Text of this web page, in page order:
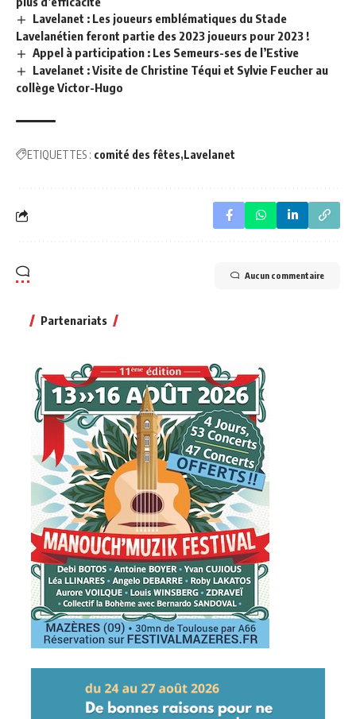
Lavelanet : Les joueurs emblématiques du Stade
Lavelanétien feront partie des 2023 joueurs pour 2023 !
Appel à participation : Les Semeurs-ses de l’Estive
Lavelanet : Visite de Christine Téqui et Sylvie Feucher au
collège Victor-Hugo
ETIQUETTES : comité des fêtes Lavelanet
Aucun commentaire
Partenariats